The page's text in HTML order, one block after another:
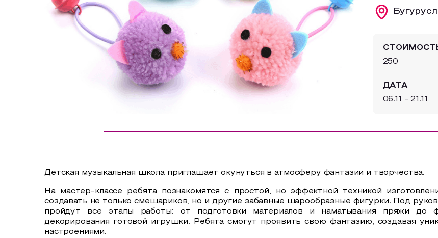
Сельский туризм
Аудио маршруты
Образовательный туризм
Аттестованные экскурсоводы
НАЦИОНАЛЬНЫЙ ТУРИСТСКИЙ МАРШРУТ
250
ДАТА
06.11 - 21.11
Детская музыкальная школа приглашает окунуться в атмосферу фантазии и творчества.
На мастер-классе ребята познакомятся с простой, но эффектной техникой
создавать не только смешариков, но и другие забавные шарообразные фигурки.
Под
пройдут все этапы работы: от подготовки материалов и наматывания пряжи до
декорирования готовой игрушки. Ребята смогут проявить свою фантазию, создавая
настроениями.